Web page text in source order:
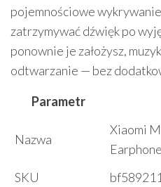
pojemnościowe
zatrzymywać dźwięk po
ponownie je założysz,
odtwarzanie — bez
Parametr
Nazwa
Xiaomi
SKU